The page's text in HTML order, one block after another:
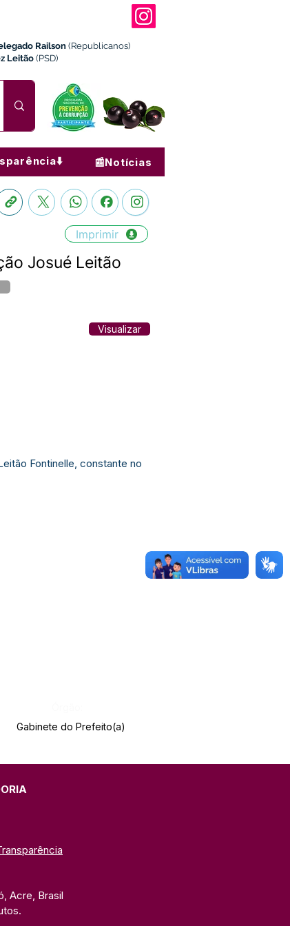
Railson (Republicanos)
Leitão (PSD)
📰Notícias
Imprimir
Josué Leitão
Visualizar
Fontinelle, constante no
Gabinete do Prefeito(a)
Acre, Brasil